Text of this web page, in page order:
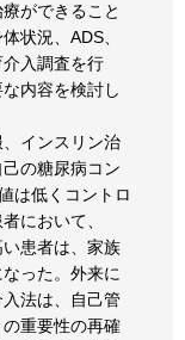
ができること
状況、ADS、
入調査を行
内容を検討し
インスリン治
の糖尿病コン
は低くコントロ
において、
い患者は、家族
った。外来に
法は、自己管
重要性の再確